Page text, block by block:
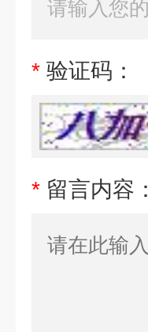
* 验证码：
* 留言内容：